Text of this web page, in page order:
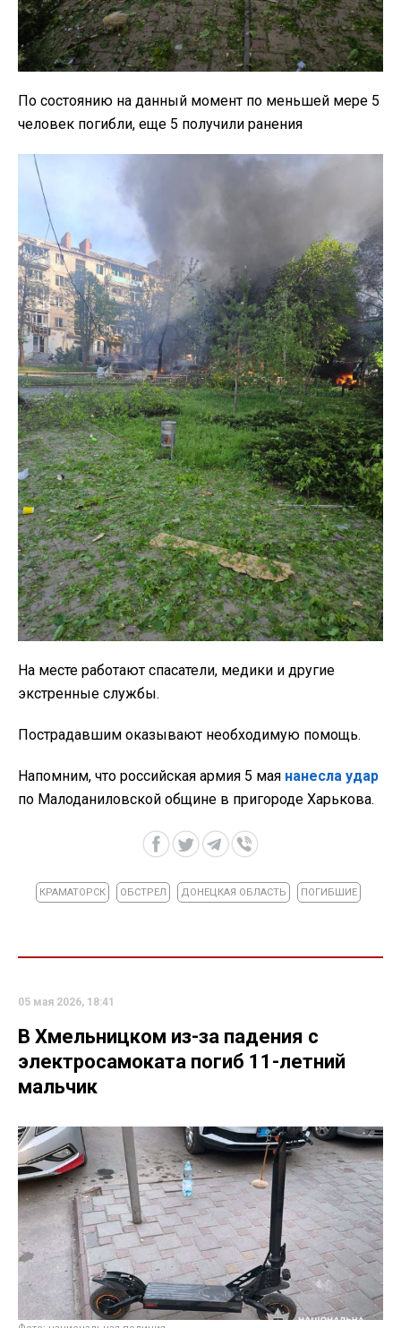
По состоянию на данный момент по меньшей мере 5
человек погибли, еще 5 получили ранения
На месте работают спасатели, медики и другие
экстренные службы.
Пострадавшим оказывают необходимую помощь.
Напомним, что российская армия 5 мая нанесла удар
по Малоданиловской общине в пригороде Харькова.
КРАМАТОРСК ОБСТРЕЛ ДОНЕЦКАЯ ОБЛАСТЬ ПОГИБШИЕ
05 мая 2026, 18:41
В Хмельницком из-за падения с
электросамоката погиб 11-летний
мальчик